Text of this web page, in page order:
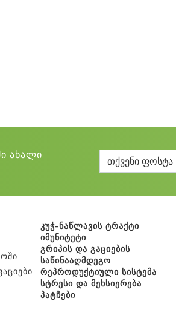
ახალი
კუჭ-ნაწლავის ტრაქტი
იმუნიტეტი
გრიპის და გაციების
საწინააღმდეგო
რეპროდუქტიული სისტემა
სტრესი და მეხსიერება
პატჩები